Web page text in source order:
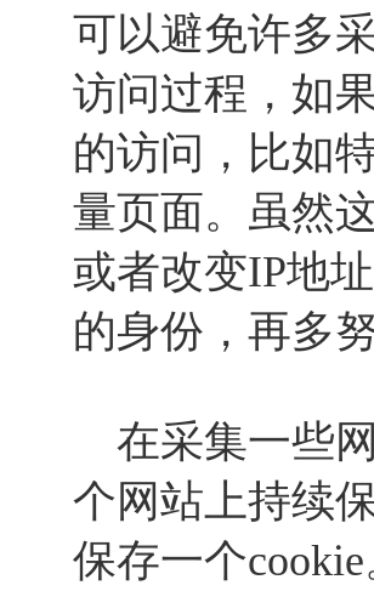
可以避免许多
访问过程，如
的访问，比如
量页面。虽然
或者改变IP地
的身份，再多
在采集一些
个网站上持续
保存一个